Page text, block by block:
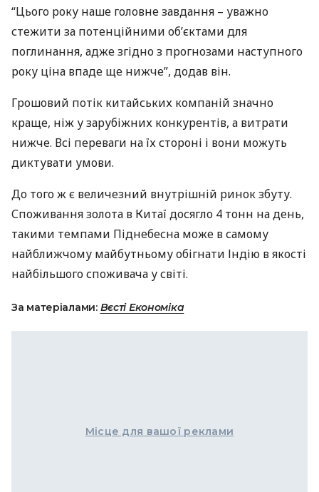
“Цього року наше головне завдання – уважно
стежити за потенційними об’єктами для
поглинання, адже згідно з прогнозами наступного
року ціна впаде ще нижче”, додав він.
Грошовий потік китайських компаній значно
краще, ніж у зарубіжних конкурентів, а витрати
нижче. Всі переваги на їх стороні і вони можуть
диктувати умови.
До того ж є величезний внутрішній ринок збуту.
Споживання золота в Китаї досягло 4 тонн на день,
такими темпами Піднебесна може в самому
найближчому майбутньому обігнати Індію в якості
найбільшого споживача у світі.
За матеріалами: Вєсті Економіка
Місце для вашої реклами